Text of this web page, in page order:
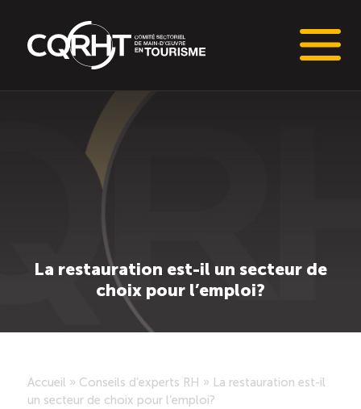
Connaissances stratégiques
Informations sur le marché du travail (IMT)
Main-d’oeuvre en tourisme
Saisonnalité des emplois
La restauration est-il un secteur de
choix pour l’emploi?
Accueil » Conseils d’experts RH » La restauration est-il
un secteur de choix pour l’emploi?